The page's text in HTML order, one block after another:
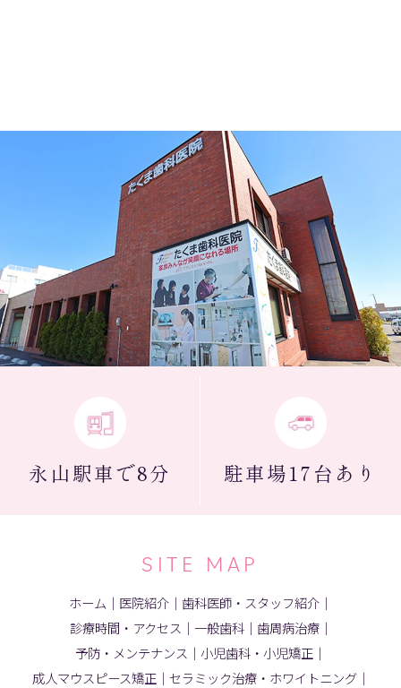
永山駅車で8分 駐車場17台あり
SITE MAP
ホーム ｜ 医院紹介 ｜ 歯科医師・スタッフ紹介 ｜
診療時間・アクセス ｜ 一般歯科｜ 歯周病治療｜
予防・メンテナンス ｜ 小児歯科・小児矯正 ｜
成人マウスピース矯正｜ セラミック治療・ホワイトニング｜